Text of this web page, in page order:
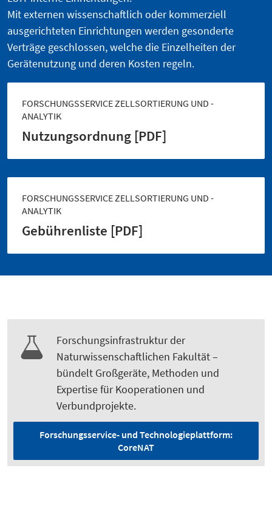
Mit externen wissenschaftlich oder kommerziell
ausgerichteten Einrichtungen werden gesonderte
Verträge geschlossen, welche die Einzelheiten der
Gerätenutzung und deren Kosten regeln.
FORSCHUNGSSERVICE ZELLSORTIERUNG UND -
ANALYTIK
Nutzungsordnung [PDF]
FORSCHUNGSSERVICE ZELLSORTIERUNG UND -
ANALYTIK
Gebührenliste [PDF]
Forschungs­infrastruktur der
Naturwissenschaftlichen Fakultät –
bündelt Großgeräte, Methoden und
Expertise für Kooperationen und
Verbundprojekte.
Forschungsservice- und Technologieplattform:
CoreNAT